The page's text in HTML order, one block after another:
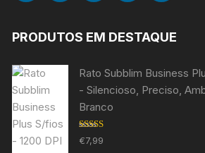
PRODUTOS EM DESTAQUE
Rato Subblim Business
- Silencioso, Preciso,
Branco
Avaliação
5.00de 5
€7,99